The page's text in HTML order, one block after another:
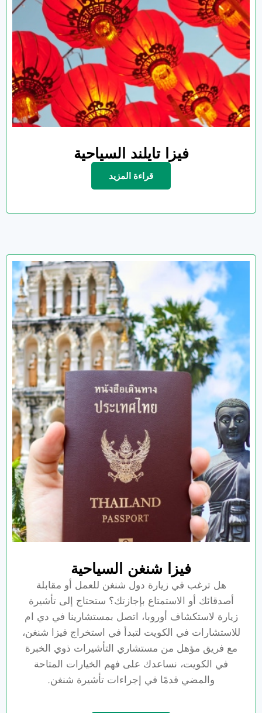
فيزا تايلند السياحية
قراءة المزيد
فيزا شنغن السياحية
هل ترغب في زيارة دول شنغن للعمل أو مقابلة
أصدقائك أو الاستمتاع بإجازتك؟ ستحتاج إلى تأشيرة
زيارة لاستكشاف أوروبا، اتصل بمستشارينا في دي ام
للاستشارات في الكويت لتبدأ في استخراج فيزا شنغن،
مع فريق مؤهل من مستشاري التأشيرات ذوي الخبرة
في الكويت، نساعدك على فهم الخيارات المتاحة
والمضي قدمًا في إجراءات تأشيرة شنغن.